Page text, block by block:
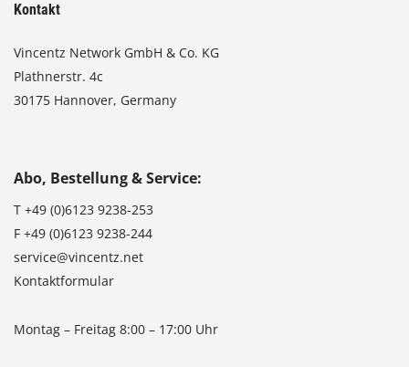
Kontakt
Vincentz Network GmbH & Co. KG
Plathnerstr. 4c
30175 Hannover, Germany
Abo, Bestellung & Service:
T +49 (0)6123 9238-253
F +49 (0)6123 9238-244
service@vincentz.net
Kontaktformular
Montag – Freitag 8:00 – 17:00 Uhr